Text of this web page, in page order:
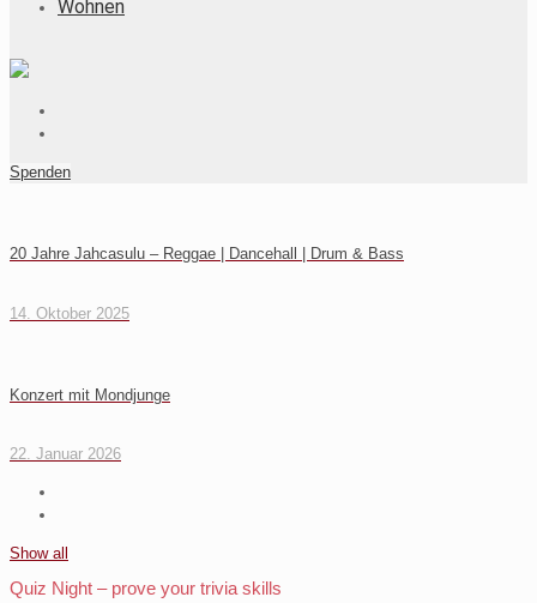
Wohnen
Spenden
20 Jahre Jahcasulu – Reggae | Dancehall | Drum & Bass
14. Oktober 2025
Konzert mit Mondjunge
22. Januar 2026
Show all
Quiz Night – prove your trivia skills